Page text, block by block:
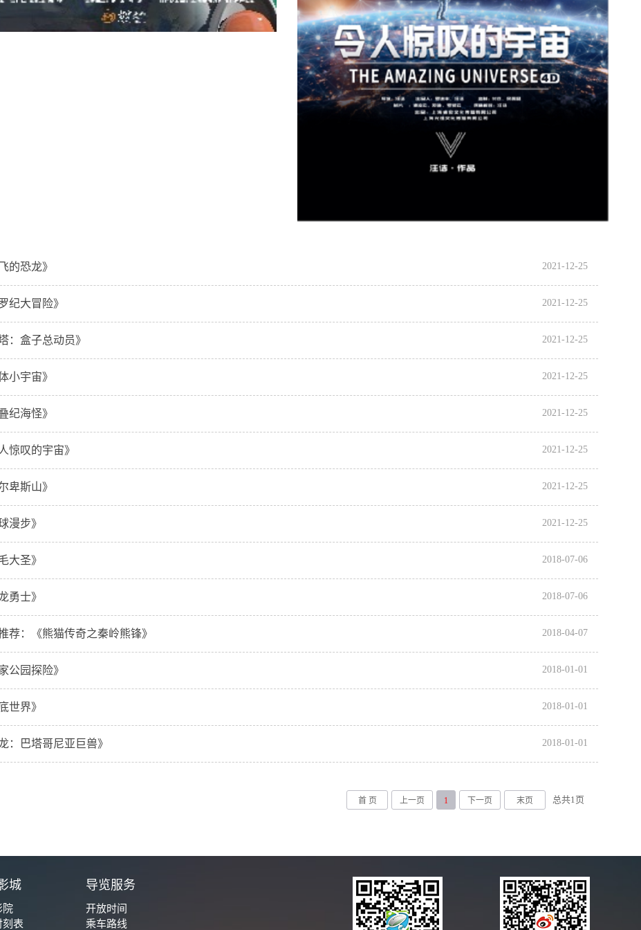
的恐龙》 2021-12-25
纪大冒险》 2021-12-25
：盒子总动员》 2021-12-25
小宇宙》 2021-12-25
纪海怪》 2021-12-25
惊叹的宇宙》 2021-12-25
卑斯山》 2021-12-25
漫步》 2021-12-25
大圣》 2018-07-06
勇士》 2018-07-06
荐：《熊猫传奇之秦岭熊锋》 2018-04-07
公园探险》 2018-01-01
世界》 2018-01-01
：巴塔哥尼亚巨兽》 2018-01-01
首 页 上一页 1 下一页 末页 总共1 页
城
院
刻表
导览服务
开放时间
乘车路线